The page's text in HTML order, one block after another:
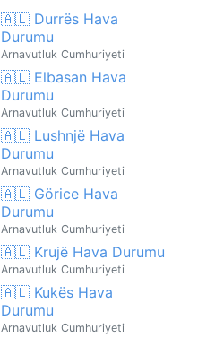
🇦🇱 Durrës Hava
Durumu
Arnavutluk Cumhuriyeti
🇦🇱 Elbasan Hava
Durumu
Arnavutluk Cumhuriyeti
🇦🇱 Lushnjë Hava
Durumu
Arnavutluk Cumhuriyeti
🇦🇱 Görice Hava
Durumu
Arnavutluk Cumhuriyeti
🇦🇱 Krujë Hava Durumu
Arnavutluk Cumhuriyeti
🇦🇱 Kukës Hava
Durumu
Arnavutluk Cumhuriyeti